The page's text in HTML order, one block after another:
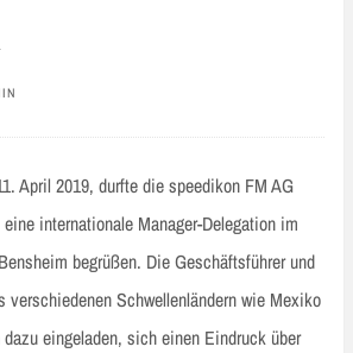
April 2019, durfte die speedikon FM AG
internationale Manager-Delegation im
begrüßen. Die Geschäftsführer und
verschiedenen Schwellenländern wie Mexiko
eingeladen, sich einen Eindruck über